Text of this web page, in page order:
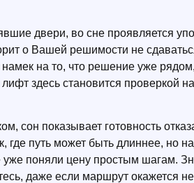
двери, во сне проявляется
о Вашей решимости не
намек на то, что решение уже
здесь становится проверкой
сон показывает готовность
где путь может быть длиннее, но
уже поняли цену простым шагам.
даже если маршрут окажется